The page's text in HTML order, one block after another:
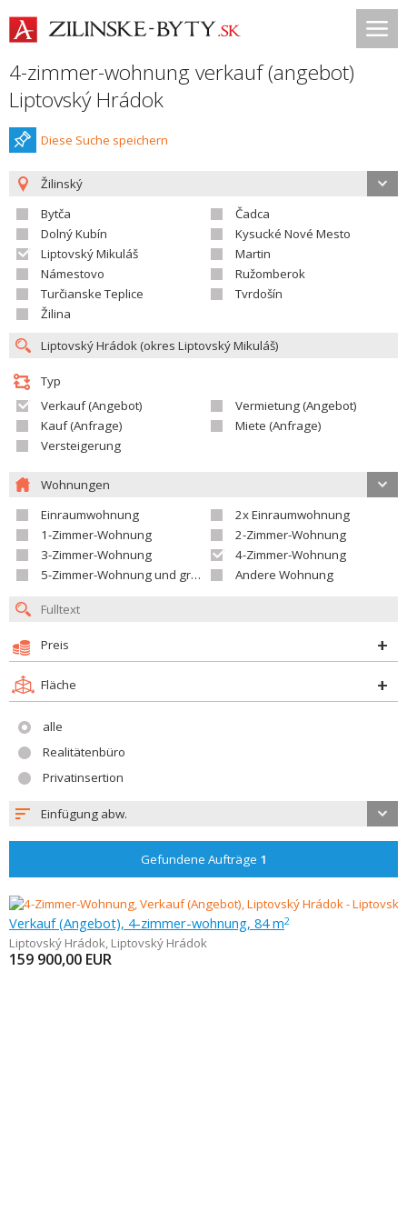
4-zimmer-wohnung verkauf (angebot)
Liptovský Hrádok
Diese Suche speichern
Žilinský
Bytča
Čadca
Dolný Kubín
Kysucké Nové Mesto
Liptovský Mikuláš
Martin
Námestovo
Ružomberok
Turčianske Teplice
Tvrdošín
Žilina
Typ
Verkauf (Angebot)
Vermietung (Angebot)
Kauf (Anfrage)
Miete (Anfrage)
Versteigerung
Wohnungen
Einraumwohnung
2x Einraumwohnung
1-Zimmer-Wohnung
2-Zimmer-Wohnung
3-Zimmer-Wohnung
4-Zimmer-Wohnung
5-Zimmer-Wohnung und größer
Andere Wohnung
Preis
Fläche
alle
Realitätenbüro
Privatinsertion
Einfügung abw.
Gefundene Aufträge 1
Verkauf (Angebot), 4-zimmer-wohnung, 84 m2
Liptovský Hrádok, Liptovský Hrádok
159 900,00 EUR